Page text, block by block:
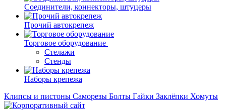
Соединители, коннекторы, штуцеры
Прочий автокрепеж
Торговое оборудование
Стелажи
Стенды
Наборы крепежа
Клипсы и пистоны Саморезы Болты Гайки Заклёпки Хомуты